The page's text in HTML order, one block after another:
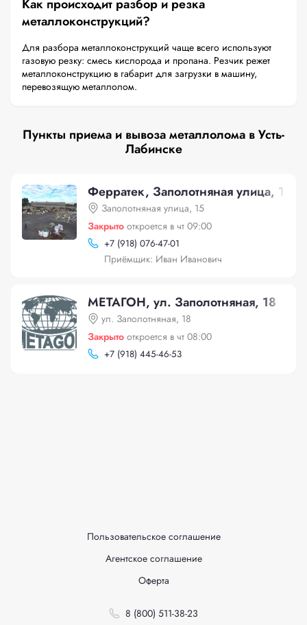
Как происходит разбор и резка
металлоконструкций?
Для разбора металлоконструкций чаще всего используют
газовую резку: смесь кислорода и пропана. Резчик режет
металлоконструкцию в габарит для загрузки в машину,
перевозящую металлолом.
Пункты приема и вывоза металлолома в Усть-
Лабинске
Ферратек, Заполотняная улица, 15
Заполотняная улица, 15
Закрыто откроется в чт 09:00
+7 (918) 076-47-01
Приёмщик: Иван Иванович
МЕТАГОН, ул. Заполотняная, 18
ул. Заполотняная, 18
Закрыто откроется в чт 08:00
+7 (918) 445-46-53
Пользовательское соглашение
Агентское соглашение
Оферта
8 (800) 511-38-23